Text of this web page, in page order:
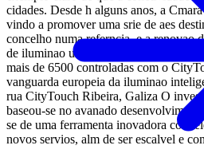
cidades. Desde h alguns anos, a
vindo a promover uma srie de aes
concelho numa referncia, e a renovao
de iluminao urbana e viria com
mais de 6500 controladas com o
vanguarda europeia da iluminao
rua CityTouch Ribeira, Galiza O
baseou-se no avanado
se de uma ferramenta inovadora com
novos servios, alm de ser escalvel e